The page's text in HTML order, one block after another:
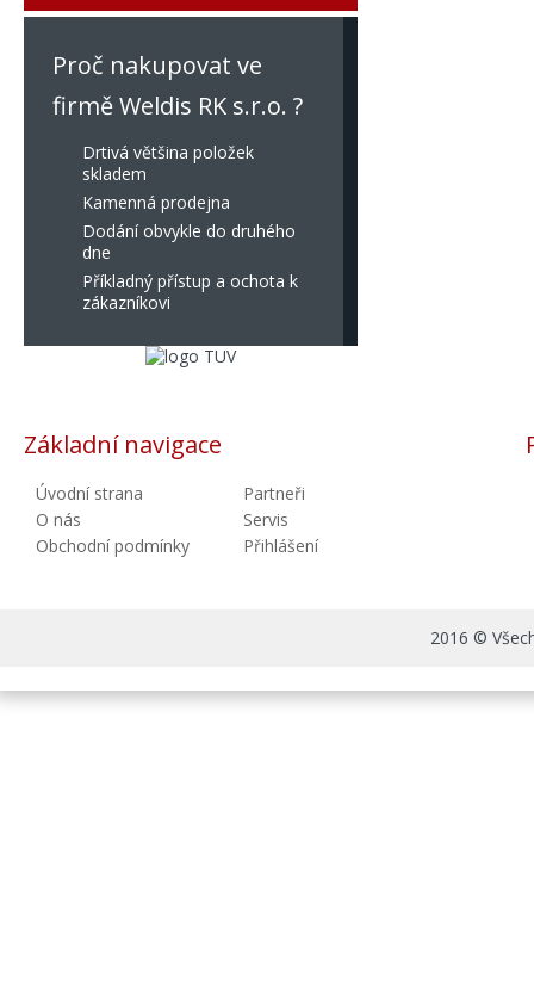
Proč nakupovat ve
firmě Weldis RK s.r.o. ?
Drtivá většina položek
skladem
Kamenná prodejna
Dodání obvykle do druhého
dne
Příkladný přístup a ochota k
zákazníkovi
Základní navigace
Úvodní strana
O nás
Obchodní podmínky
Partneři
Servis
Přihlášení
2016 ©